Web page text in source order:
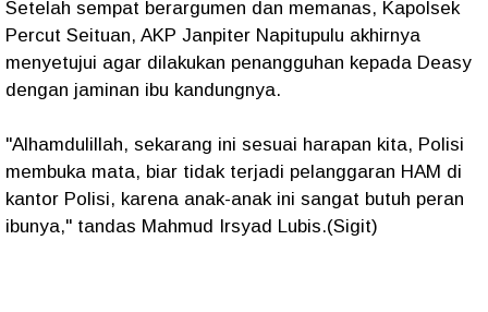
Setelah sempat berargumen dan memanas, Kapolsek
Percut Seituan, AKP Janpiter Napitupulu akhirnya
menyetujui agar dilakukan penangguhan kepada Deasy
dengan jaminan ibu kandungnya.
"Alhamdulillah, sekarang ini sesuai harapan kita, Polisi
membuka mata, biar tidak terjadi pelanggaran HAM di
kantor Polisi, karena anak-anak ini sangat butuh peran
ibunya," tandas Mahmud Irsyad Lubis.(Sigit)